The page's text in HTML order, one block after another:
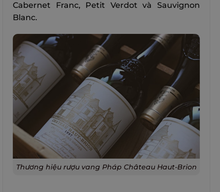
Cabernet Franc, Petit Verdot và Sauvignon
Blanc.
Thương hiệu rượu vang Pháp Château Haut-Brion